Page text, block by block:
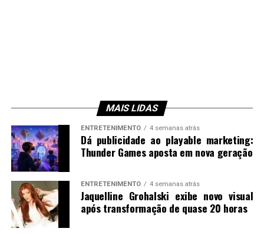
MAIS LIDAS
ENTRETENIMENTO 4 semanas atrás
Dá publicidade ao playable marketing:
Thunder Games aposta em nova geração
ENTRETENIMENTO 4 semanas atrás
Jaquelline Grohalski exibe novo visual
após transformação de quase 20 horas